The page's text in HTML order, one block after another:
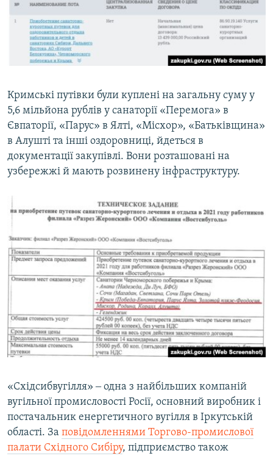
Кримські путівки були куплені на загальну суму у
5,6 мільйона рублів у санаторії «Перемога» в
Євпаторії, «Парус» в Ялті, «Місхор», «Батьківщина»
в Алушті та інші оздоровниці, йдеться в
документації закупівлі. Вони розташовані на
узбережжі й мають розвинену інфраструктуру.
«Східсибвугілля» ‒ одна з найбільших компаній
вугільної промисловості Росії, основний виробник і
постачальник енергетичного вугілля в Іркутській
області. За повідомленнями Торгово-промислової
палати Східного Сибіру, підприємство також